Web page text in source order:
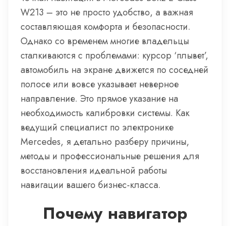
W213 – это не просто удобство, а важная
составляющая комфорта и безопасности.
Однако со временем многие владельцы
сталкиваются с проблемами: курсор ‘плывет’,
автомобиль на экране движется по соседней
полосе или вовсе указывает неверное
направление. Это прямое указание на
необходимость калибровки системы. Как
ведущий специалист по электронике
Mercedes, я детально разберу причины,
методы и профессиональные решения для
восстановления идеальной работы
навигации вашего бизнес-класса.
Почему навигатор